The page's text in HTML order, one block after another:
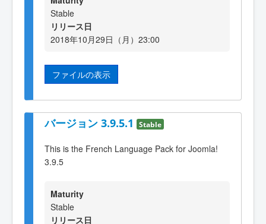
Stable
リリース日
2018年10月29日（月）23:00
ファイルの表示
バージョン 3.9.5.1 Stable
This is the French Language Pack for Joomla!
3.9.5
Maturity
Stable
リリース日